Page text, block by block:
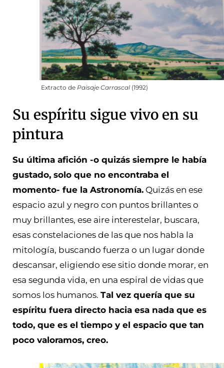
Extracto de Paisaje Carrascal (1992)
Su espíritu sigue vivo en su
pintura
Su última afición -o quizás siempre le había
gustado, solo que no encontraba el
momento- fue la Astronomía. Quizás en ese
espacio azul y negro con puntos brillantes o
muy brillantes, ese aire interestelar, buscara,
esas constelaciones de las que nos habla la
mitología, buscando fuerza o un lugar donde
descansar, eligiendo ese sitio donde morar, en
esa segunda vida, en una espiral de vidas que
somos los humanos. Tal vez quería que su
espíritu fuera directo hacia esa nada que es
todo, que es el tiempo y el espacio que tan
poco valoramos, creo.